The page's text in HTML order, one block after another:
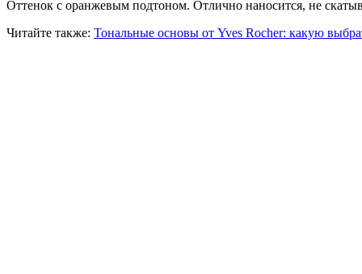
Оттенок с оранжевым подтоном. Отлично наносится, не
Читайте также: Тональные основы от Yves Rocher: какую